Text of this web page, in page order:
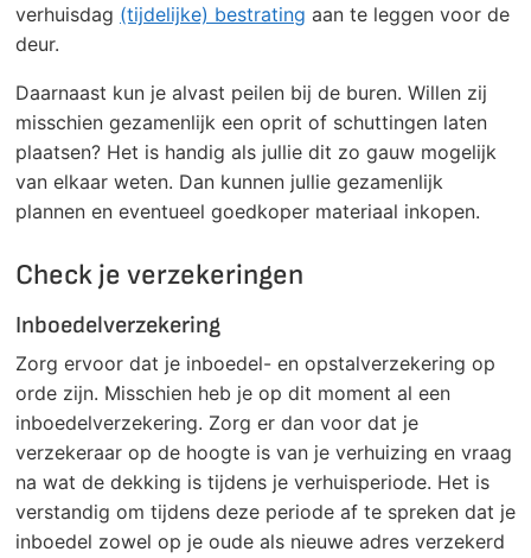
verhuisdag (tijdelijke) bestrating aan te leggen voor de
deur.
Daarnaast kun je alvast peilen bij de buren. Willen zij
misschien gezamenlijk een oprit of schuttingen laten
plaatsen? Het is handig als jullie dit zo gauw mogelijk
van elkaar weten. Dan kunnen jullie gezamenlijk
plannen en eventueel goedkoper materiaal inkopen.
Check je verzekeringen
Inboedelverzekering
Zorg ervoor dat je inboedel- en opstalverzekering op
orde zijn. Misschien heb je op dit moment al een
inboedelverzekering. Zorg er dan voor dat je
verzekeraar op de hoogte is van je verhuizing en vraag
na wat de dekking is tijdens je verhuisperiode. Het is
verstandig om tijdens deze periode af te spreken dat je
inboedel zowel op je oude als nieuwe adres verzekerd